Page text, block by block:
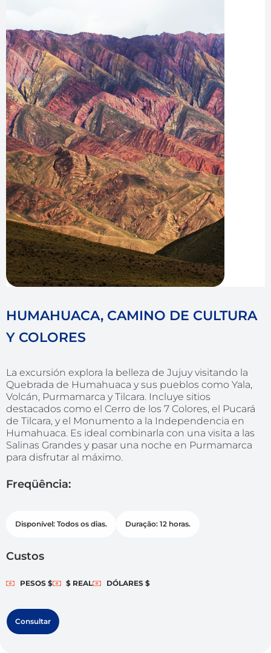
HUMAHUACA, CAMINO DE CULTURA
Y COLORES
La excursión explora la belleza de Jujuy visitando la
Quebrada de Humahuaca y sus pueblos como Yala,
Volcán, Purmamarca y Tilcara. Incluye sitios
destacados como el Cerro de los 7 Colores, el Pucará
de Tilcara, y el Monumento a la Independencia en
Humahuaca. Es ideal combinarla con una visita a las
Salinas Grandes y pasar una noche en Purmamarca
para disfrutar al máximo.
Freqüência:
Disponível: Todos os dias. Duração: 12 horas.
Custos
PESOS $ $ REAL DÓLARES $
Consultar